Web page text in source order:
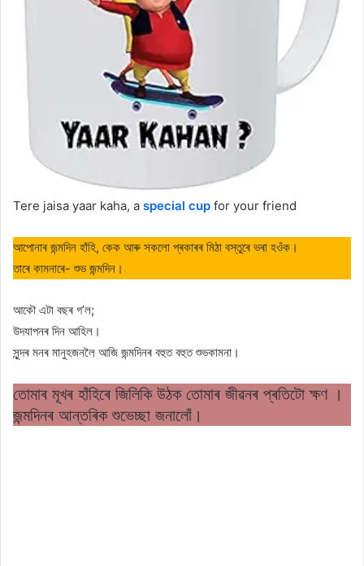
Tere jaisa yaar kaha, a special cup for your friend
আপোনাৰ জন্মদিন হাঁহি, কেক আৰু সকলো প্ৰকাৰৰ মিঠা বস্তুৰে ভৰা হওঁক।
তাৰে কামনাৰে- শুভ জন্মদিন।
আকৌ এটা বছৰ গ’ল;
উদযাপনৰ দিন আহিল।
সুন্দৰ মনৰ মানুহজনলৈ আজি জন্মদিনৰ বহুত বহুত শুভকামনা।
তোমাৰ মূখৰ হাঁহিৰে জিলিকি উঠক তোমাৰ জীৱনৰ প্ৰতিটো ক্ষণ ।
জন্মদিনৰ আন্তৰিক শুভেচ্ছা জনালোঁ।